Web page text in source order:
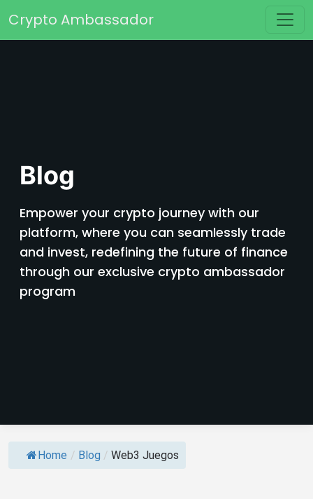
Navegación principal
Crypto Ambassador
Blog
Empower your crypto journey with our
platform, where you can seamlessly trade
and invest, redefining the future of finance
through our exclusive crypto ambassador
program
Home / Blog / Web3 Juegos